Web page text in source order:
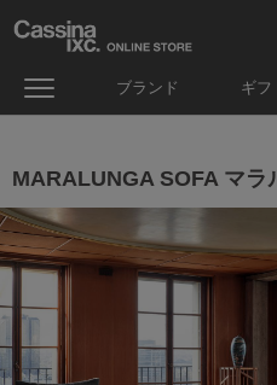
ブランド ギフ
MARALUNGA SOFA マラ